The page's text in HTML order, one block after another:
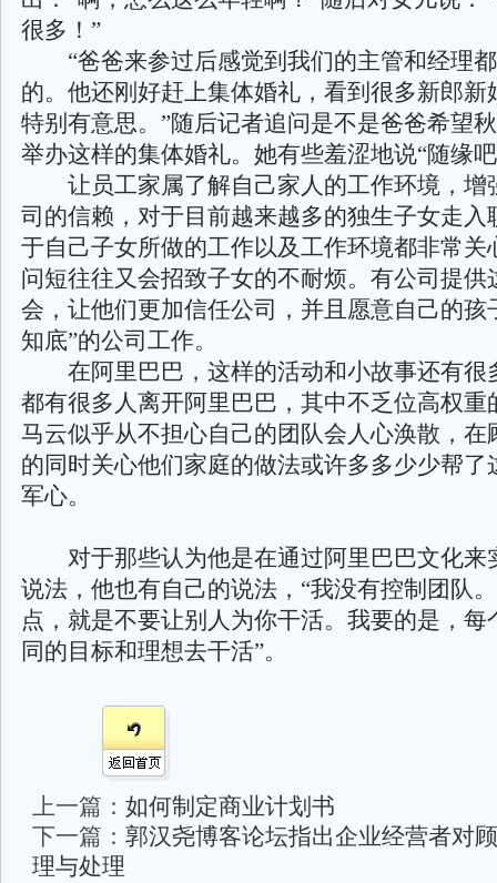
很多！”
“爸爸来参过后感觉到我们的主管和经理
的。他还刚好赶上集体婚礼，看到很多新郎新
特别有意思。”随后记者追问是不是爸爸希望
举办这样的集体婚礼。她有些羞涩地说“随缘
让员工家属了解自己家人的工作环境，增
司的信赖，对于目前越来越多的独生子女走入
于自己子女所做的工作以及工作环境都非常关
问短往往又会招致子女的不耐烦。有公司提供
会，让他们更加信任公司，并且愿意自己的孩
知底”的公司工作。
在阿里巴巴，这样的活动和小故事还有很
都有很多人离开阿里巴巴，其中不乏位高权重
马云似乎从不担心自己的团队会人心涣散，在
的同时关心他们家庭的做法或许多多少少帮了
军心。
对于那些认为他是在通过阿里巴巴文化来
说法，他也有自己的说法，“我没有控制团队
点，就是不要让别人为你干活。我要的是，每
同的目标和理想去干活”。
上一篇： 如何制定商业计划书
下一篇： 郭汉尧博客论坛指出企业经营者对
理与处理